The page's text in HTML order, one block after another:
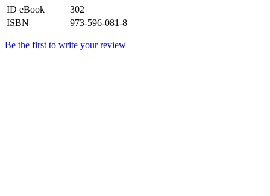
ID eBook
302
ISBN
973-596-081-8
Be the first to write your review